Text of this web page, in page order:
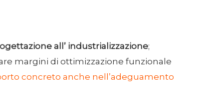
all’ industrializzazione;
margini di ottimizzazione funzionale
concreto anche nell’adeguamento